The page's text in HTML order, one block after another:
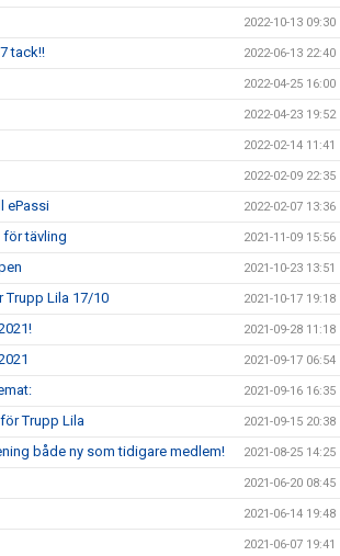
2022-10-13 09:30
tack!! 2022-06-13 22:40
2022-04-25 16:00
2022-04-23 19:52
2022-02-14 11:41
2022-02-09 22:35
ePassi 2022-02-07 13:36
för tävling 2021-11-09 15:56
2021-10-23 13:51
Trupp Lila 17/10 2021-10-17 19:18
2021-09-28 11:18
2021-09-17 06:54
2021-09-16 16:35
Trupp Lila 2021-09-15 20:38
både ny som tidigare medlem! 2021-08-25 14:25
2021-06-20 08:45
2021-06-14 19:48
2021-06-07 19:41